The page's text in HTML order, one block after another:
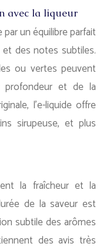
avec la liqueur
un équilibre parfait
des notes subtiles.
ou vertes peuvent
profondeur et de la
l’e-liquide offre
sirupeuse, et plus
la fraîcheur et la
de la saveur est
subtile des arômes
des avis très